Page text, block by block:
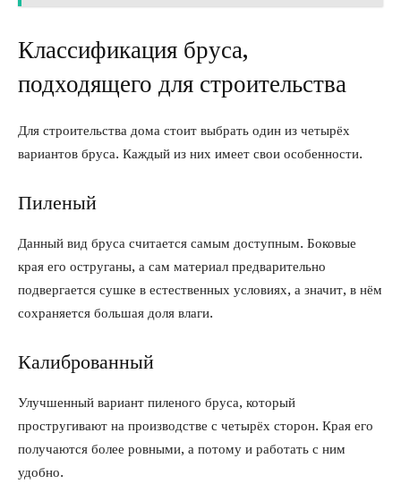
Классификация бруса,
подходящего для строительства
Для строительства дома стоит выбрать один из четырёх
вариантов бруса. Каждый из них имеет свои особенности.
Пиленый
Данный вид бруса считается самым доступным. Боковые
края его оструганы, а сам материал предварительно
подвергается сушке в естественных условиях, а значит, в нём
сохраняется большая доля влаги.
Калиброванный
Улучшенный вариант пиленого бруса, который
простругивают на производстве с четырёх сторон. Края его
получаются более ровными, а потому и работать с ним
удобно.